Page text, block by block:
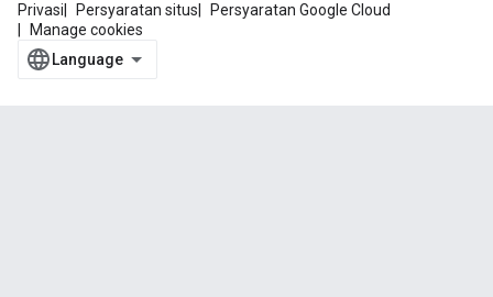
Privasi Persyaratan situs
Persyaratan Google Cloud
Manage cookies